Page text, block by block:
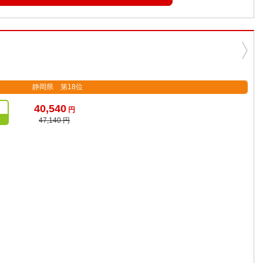
静岡県 第18位
40,540円
47,140 円